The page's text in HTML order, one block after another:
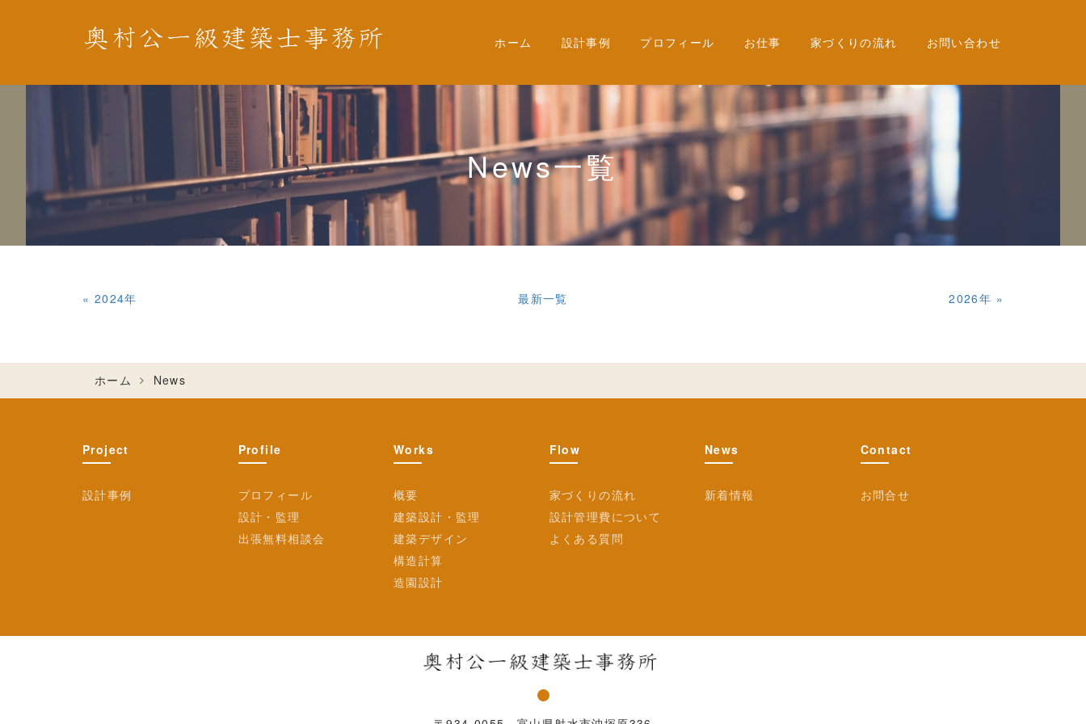
ホーム 設計事例 プロフィール お仕事 家づくりの流れ お問い合わせ
News一覧
« 2024年 最新一覧 2026年 »
ホーム News
Project
設計事例
Profile
プロフィール
設計・監理
出張無料相談会
Works
概要
建築設計・監理
建築デザイン
構造計算
造園設計
Flow
家づくりの流れ
設計管理費について
よくある質問
News
新着情報
Contact
お問合せ